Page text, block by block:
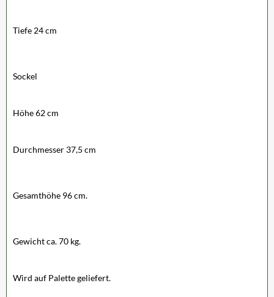
Tiefe 24 cm
Sockel
Höhe 62 cm
Durchmesser 37,5 cm
Gesamthöhe 96 cm.
Gewicht ca. 70 kg.
Wird auf Palette geliefert.